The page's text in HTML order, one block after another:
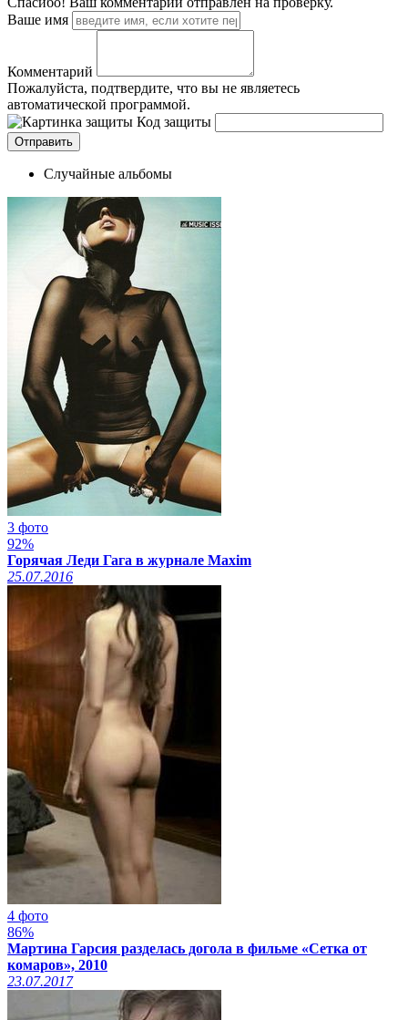
Ваше имя
Комментарий
Пожалуйста, подтвердите, что вы не являетесь
автоматической программой.
Код защиты
Случайные альбомы
3 фото
92%
Горячая Леди Гага в журнале Maxim
25.07.2016
4 фото
86%
Мартина Гарсия разделась догола в фильме «Сетка от
комаров», 2010
23.07.2017